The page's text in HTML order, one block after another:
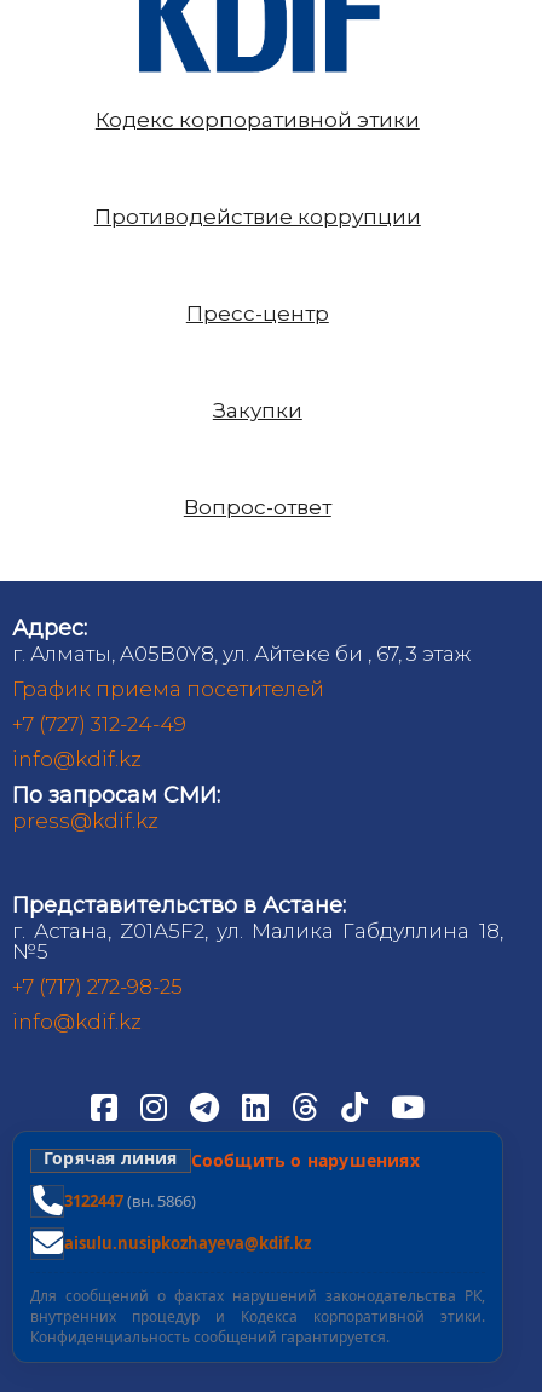
Кодекс корпоративной этики
Противодействие коррупции
Пресс-центр
Закупки
Вопрос-ответ
Адрес:
г. Алматы, A05B0Y8, ул. Айтеке би , 67, 3 этаж
График приема посетителей
+7 (727) 312-24-49
info@kdif.kz
По запросам СМИ:
press@kdif.kz
Представительство в Астане:
г. Астана, Z01A5F2, ул. Малика Габдуллина 18,
№5
+7 (717) 272-98-25
info@kdif.kz
Горячая линия Сообщить о нарушениях
3122447(вн. 5866)
aisulu.nusipkozhayeva@kdif.kz
Для сообщений о фактах нарушений законодательства РК,
внутренних процедур и Кодекса корпоративной этики.
Конфиденциальность сообщений гарантируется.